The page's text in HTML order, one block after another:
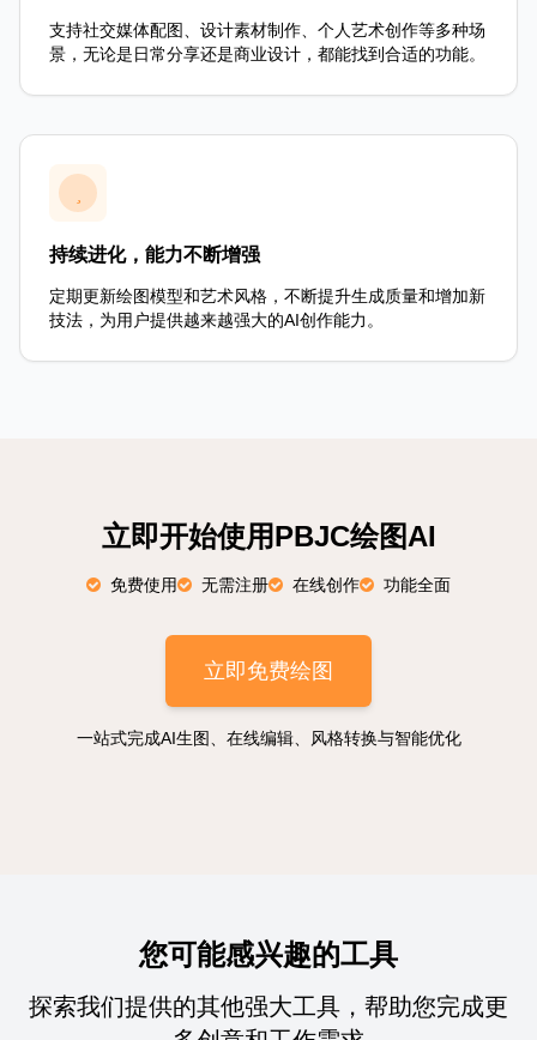
支持社交媒体配图、设计素材制作、个人艺术创作等多种场
景，无论是日常分享还是商业设计，都能找到合适的功能。
持续进化，能力不断增强
定期更新绘图模型和艺术风格，不断提升生成质量和增加新
技法，为用户提供越来越强大的AI创作能力。
立即开始使用PBJC绘图AI
免费使用 无需注册 在线创作 功能全面
立即免费绘图
一站式完成AI生图、在线编辑、风格转换与智能优化
您可能感兴趣的工具
探索我们提供的其他强大工具，帮助您完成更